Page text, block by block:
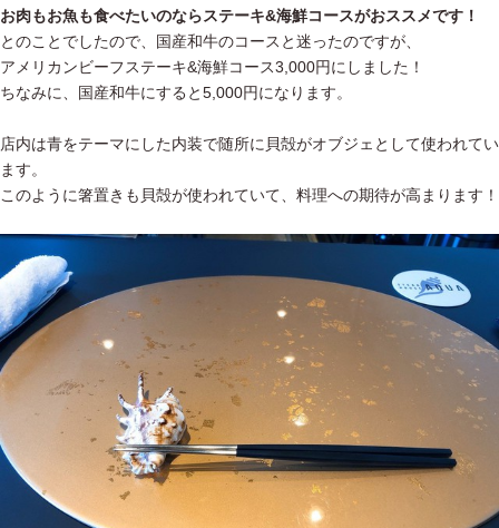
お肉もお魚も食べたいのならステーキ&海鮮コースがおススメです！
とのことでしたので、国産和牛のコースと迷ったのですが、
アメリカンビーフステーキ&海鮮コース3,000円にしました！
ちなみに、国産和牛にすると5,000円になります。
店内は青をテーマにした内装で随所に貝殻がオブジェとして使われてい
ます。
このように箸置きも貝殻が使われていて、料理への期待が高まります！